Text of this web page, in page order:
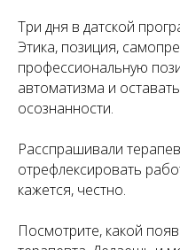
Три дня в датской
Этика, позиция,
профессиональную
автоматизма и
осознанности.
Расспрашивали
отрефлексировать
кажется, честно.
Посмотрите, какой